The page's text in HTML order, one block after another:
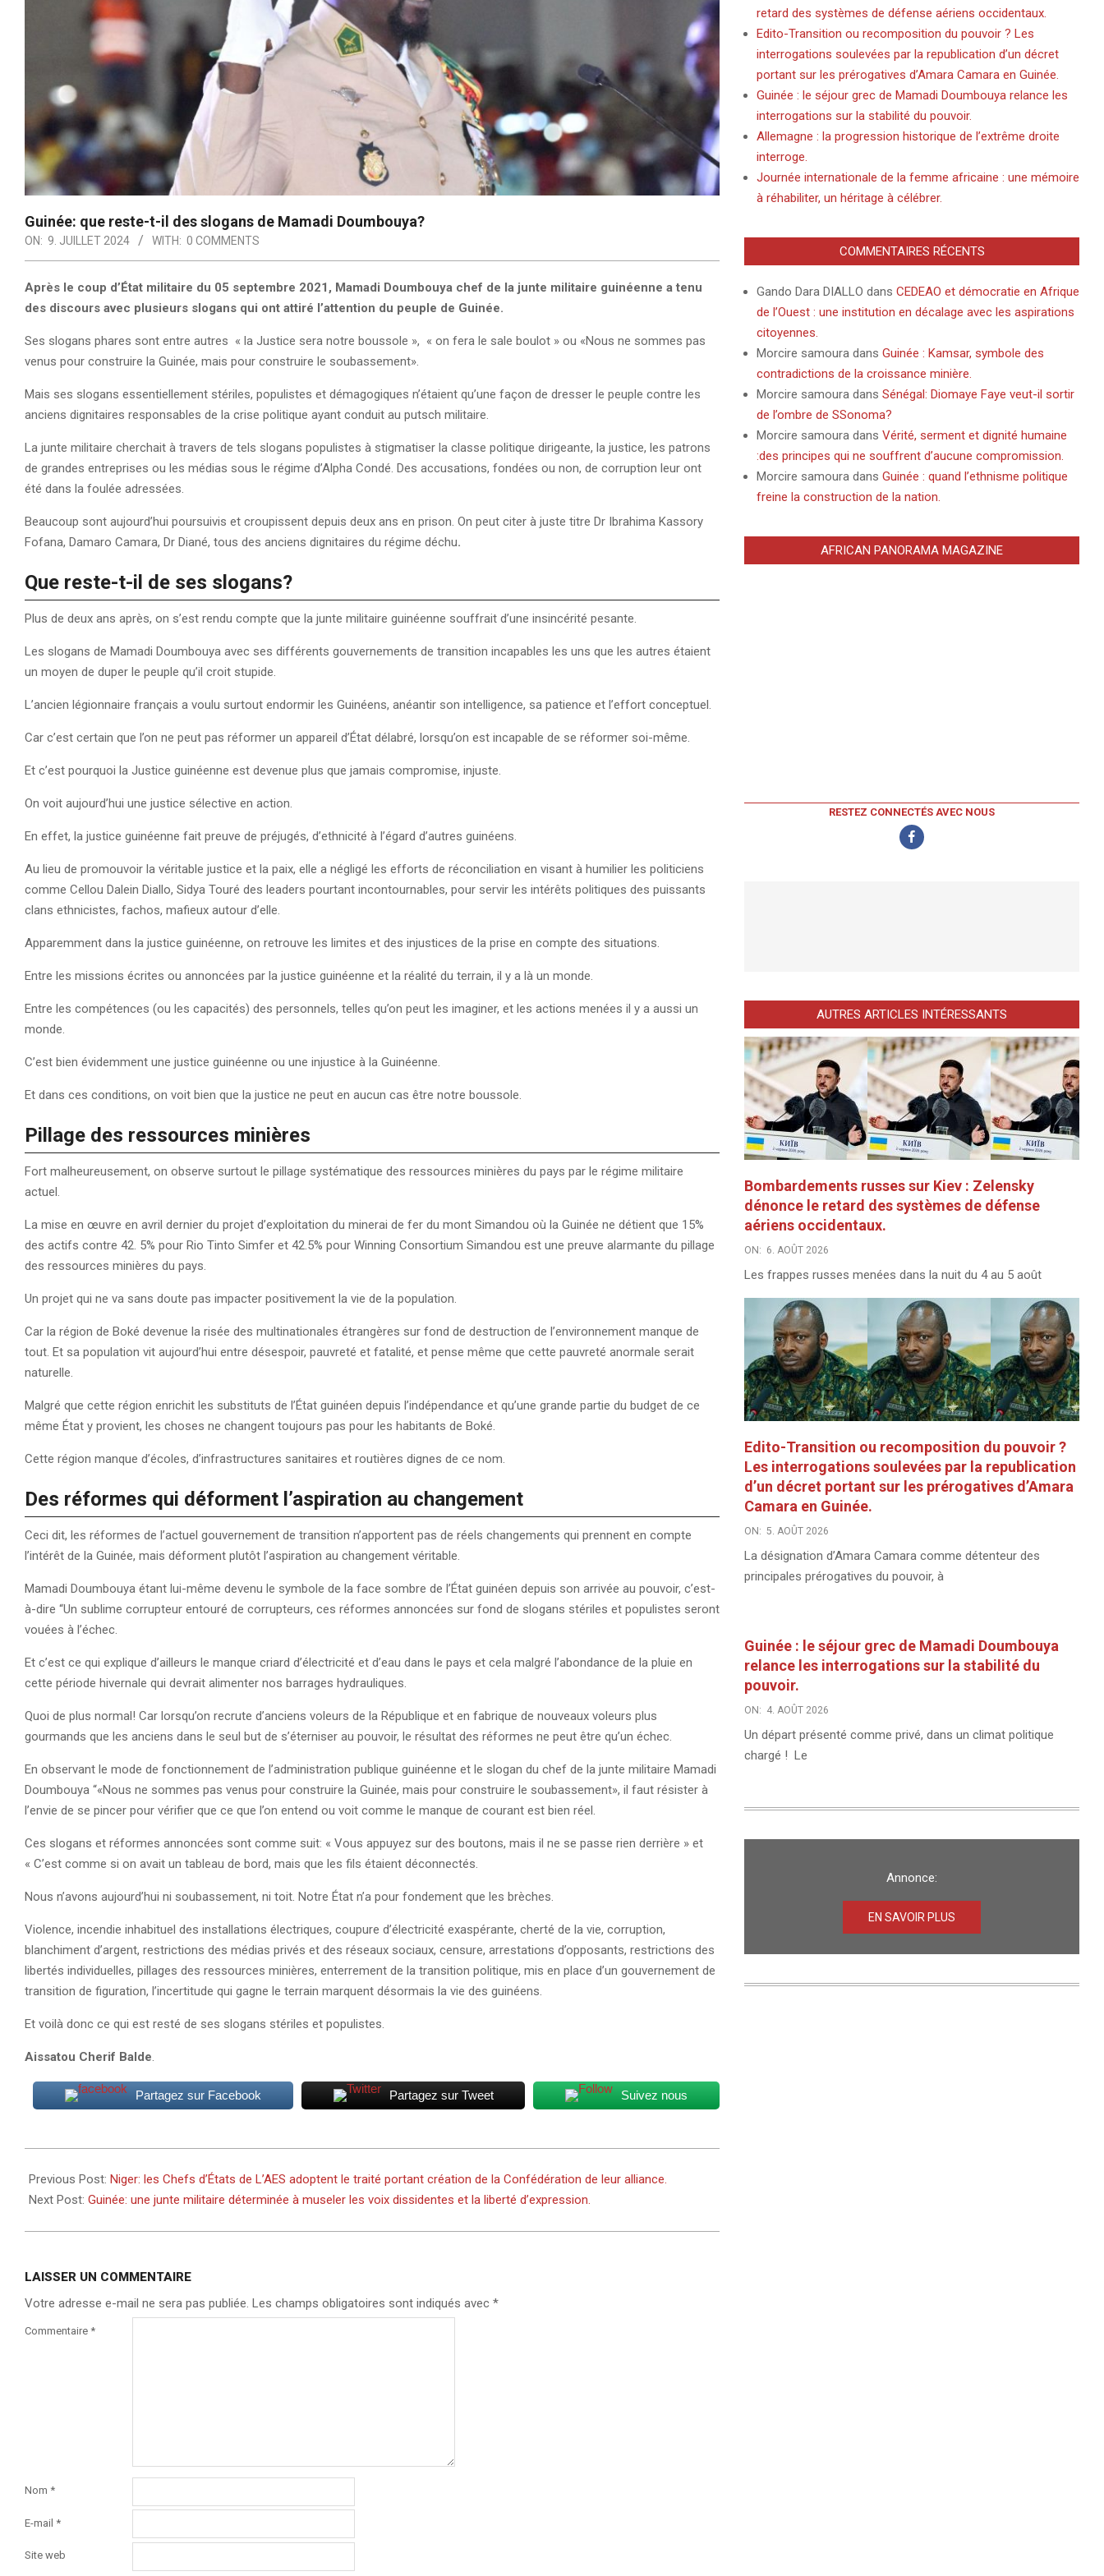
Guinée: que reste-t-il des slogans de Mamadi Doumbouya?
ON: 9. JUILLET 2024 WITH: 0 COMMENTS
Après le coup d’État militaire du 05 septembre 2021, Mamadi Doumbouya chef de la junte militaire guinéenne a tenu
des discours avec plusieurs slogans qui ont attiré l’attention du peuple de Guinée.
Ses slogans phares sont entre autres « la Justice sera notre boussole », « on fera le sale boulot » ou «Nous ne sommes pas
venus pour construire la Guinée, mais pour construire le soubassement».
Mais ses slogans essentiellement stériles, populistes et démagogiques n’étaient qu’une façon de dresser le peuple contre les
anciens dignitaires responsables de la crise politique ayant conduit au putsch militaire.
La junte militaire cherchait à travers de tels slogans populistes à stigmatiser la classe politique dirigeante, la justice, les patrons
de grandes entreprises ou les médias sous le régime d’Alpha Condé. Des accusations, fondées ou non, de corruption leur ont
été dans la foulée adressées.
Beaucoup sont aujourd’hui poursuivis et croupissent depuis deux ans en prison. On peut citer à juste titre Dr Ibrahima Kassory
Fofana, Damaro Camara, Dr Diané, tous des anciens dignitaires du régime déchu.
Que reste-t-il de ses slogans?
Plus de deux ans après, on s’est rendu compte que la junte militaire guinéenne souffrait d’une insincérité pesante.
Les slogans de Mamadi Doumbouya avec ses différents gouvernements de transition incapables les uns que les autres étaient
un moyen de duper le peuple qu’il croit stupide.
L’ancien légionnaire français a voulu surtout endormir les Guinéens, anéantir son intelligence, sa patience et l’effort conceptuel.
Car c’est certain que l’on ne peut pas réformer un appareil d’État délabré, lorsqu’on est incapable de se réformer soi-même.
Et c’est pourquoi la Justice guinéenne est devenue plus que jamais compromise, injuste.
On voit aujourd’hui une justice sélective en action.
En effet, la justice guinéenne fait preuve de préjugés, d’ethnicité à l’égard d’autres guinéens.
Au lieu de promouvoir la véritable justice et la paix, elle a négligé les efforts de réconciliation en visant à humilier les politiciens
comme Cellou Dalein Diallo, Sidya Touré des leaders pourtant incontournables, pour servir les intérêts politiques des puissants
clans ethnicistes, fachos, mafieux autour d’elle.
Apparemment dans la justice guinéenne, on retrouve les limites et des injustices de la prise en compte des situations.
Entre les missions écrites ou annoncées par la justice guinéenne et la réalité du terrain, il y a là un monde.
Entre les compétences (ou les capacités) des personnels, telles qu’on peut les imaginer, et les actions menées il y a aussi un
monde.
C’est bien évidemment une justice guinéenne ou une injustice à la Guinéenne.
Et dans ces conditions, on voit bien que la justice ne peut en aucun cas être notre boussole.
Pillage des ressources minières
Fort malheureusement, on observe surtout le pillage systématique des ressources minières du pays par le régime militaire
actuel.
La mise en œuvre en avril dernier du projet d’exploitation du minerai de fer du mont Simandou où la Guinée ne détient que 15%
des actifs contre 42. 5% pour Rio Tinto Simfer et 42.5% pour Winning Consortium Simandou est une preuve alarmante du pillage
des ressources minières du pays.
Un projet qui ne va sans doute pas impacter positivement la vie de la population.
Car la région de Boké devenue la risée des multinationales étrangères sur fond de destruction de l’environnement manque de
tout. Et sa population vit aujourd’hui entre désespoir, pauvreté et fatalité, et pense même que cette pauvreté anormale serait
naturelle.
Malgré que cette région enrichit les substituts de l’État guinéen depuis l’indépendance et qu’une grande partie du budget de ce
même État y provient, les choses ne changent toujours pas pour les habitants de Boké.
Cette région manque d’écoles, d’infrastructures sanitaires et routières dignes de ce nom.
Des réformes qui déforment l’aspiration au changement
Ceci dit, les réformes de l’actuel gouvernement de transition n’apportent pas de réels changements qui prennent en compte
l’intérêt de la Guinée, mais déforment plutôt l’aspiration au changement véritable.
Mamadi Doumbouya étant lui-même devenu le symbole de la face sombre de l’État guinéen depuis son arrivée au pouvoir, c’est-
à-dire “Un sublime corrupteur entouré de corrupteurs, ces réformes annoncées sur fond de slogans stériles et populistes seront
vouées à l’échec.
Et c’est ce qui explique d’ailleurs le manque criard d’électricité et d’eau dans le pays et cela malgré l’abondance de la pluie en
cette période hivernale qui devrait alimenter nos barrages hydrauliques.
Quoi de plus normal! Car lorsqu’on recrute d’anciens voleurs de la République et en fabrique de nouveaux voleurs plus
gourmands que les anciens dans le seul but de s’éterniser au pouvoir, le résultat des réformes ne peut être qu’un échec.
En observant le mode de fonctionnement de l’administration publique guinéenne et le slogan du chef de la junte militaire Mamadi
Doumbouya “«Nous ne sommes pas venus pour construire la Guinée, mais pour construire le soubassement», il faut résister à
l’envie de se pincer pour vérifier que ce que l’on entend ou voit comme le manque de courant est bien réel.
Ces slogans et réformes annoncées sont comme suit: « Vous appuyez sur des boutons, mais il ne se passe rien derrière » et
« C’est comme si on avait un tableau de bord, mais que les fils étaient déconnectés.
Nous n’avons aujourd’hui ni soubassement, ni toit. Notre État n’a pour fondement que les brèches.
Violence, incendie inhabituel des installations électriques, coupure d’électricité exaspérante, cherté de la vie, corruption,
blanchiment d’argent, restrictions des médias privés et des réseaux sociaux, censure, arrestations d’opposants, restrictions des
libertés individuelles, pillages des ressources minières, enterrement de la transition politique, mis en place d’un gouvernement de
transition de figuration, l’incertitude qui gagne le terrain marquent désormais la vie des guinéens.
Et voilà donc ce qui est resté de ses slogans stériles et populistes.
Aissatou Cherif Balde.
Partagez sur Facebook Partagez sur Tweet Suivez nous
07-
09
Previous Post: Niger: les Chefs d’États de L’AES adoptent le traité portant création de la Confédération de leur alliance.
Next Post: Guinée: une junte militaire déterminée à museler les voix dissidentes et la liberté d’expression.
LAISSER UN COMMENTAIRE
Votre adresse e-mail ne sera pas publiée. Les champs obligatoires sont indiqués avec *
Commentaire *
Nom *
E-mail *
Site web
retard des systèmes de défense aériens occidentaux.
Edito-Transition ou recomposition du pouvoir ? Les
interrogations soulevées par la republication d’un décret
portant sur les prérogatives d’Amara Camara en Guinée.
Guinée : le séjour grec de Mamadi Doumbouya relance les
interrogations sur la stabilité du pouvoir.
Allemagne : la progression historique de l’extrême droite
interroge.
Journée internationale de la femme africaine : une mémoire
à réhabiliter, un héritage à célébrer.
COMMENTAIRES RÉCENTS
Gando Dara DIALLO dans CEDEAO et démocratie en Afrique
de l’Ouest : une institution en décalage avec les aspirations
citoyennes.
Morcire samoura dans Guinée : Kamsar, symbole des
contradictions de la croissance minière.
Morcire samoura dans Sénégal: Diomaye Faye veut-il sortir
de l’ombre de SSonoma?
Morcire samoura dans Vérité, serment et dignité humaine
:des principes qui ne souffrent d’aucune compromission.
Morcire samoura dans Guinée : quand l’ethnisme politique
freine la construction de la nation.
AFRICAN PANORAMA MAGAZINE
RESTEZ CONNECTÉS AVEC NOUS
AUTRES ARTICLES INTÉRESSANTS
Bombardements russes sur Kiev : Zelensky
dénonce le retard des systèmes de défense
aériens occidentaux.
ON: 6. AOÛT 2026
Les frappes russes menées dans la nuit du 4 au 5 août
Edito-Transition ou recomposition du pouvoir ?
Les interrogations soulevées par la republication
d’un décret portant sur les prérogatives d’Amara
Camara en Guinée.
ON: 5. AOÛT 2026
La désignation d’Amara Camara comme détenteur des
principales prérogatives du pouvoir, à
Guinée : le séjour grec de Mamadi Doumbouya
relance les interrogations sur la stabilité du
pouvoir.
ON: 4. AOÛT 2026
Un départ présenté comme privé, dans un climat politique
chargé ! Le
Annonce:
EN SAVOIR PLUS